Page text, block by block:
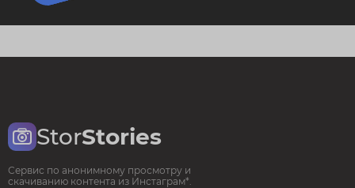
StorStories
Сервис по анонимному просмотру и
скачиванию контента из Инстаграм*.